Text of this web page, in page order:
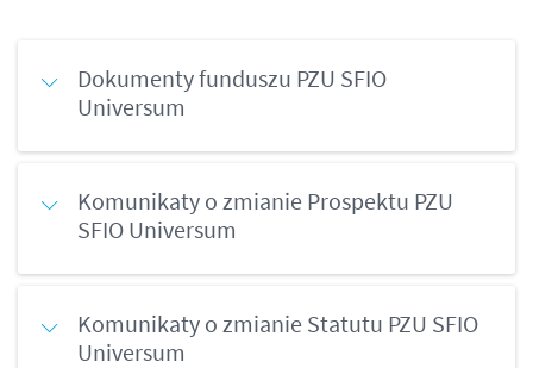
Dokumenty funduszu PZU SFIO
Universum
Komunikaty o zmianie Prospektu PZU
SFIO Universum
Komunikaty o zmianie Statutu PZU SFIO
Universum